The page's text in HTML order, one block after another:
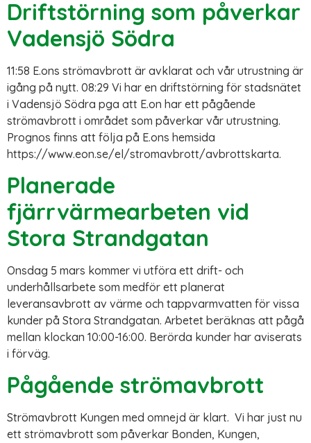
Driftstörning som påverkar
Vadensjö Södra
11:58 E.ons strömavbrott är avklarat och vår utrustning är
igång på nytt. 08:29 Vi har en driftstörning för stadsnätet
i Vadensjö Södra pga att E.on har ett pågående
strömavbrott i området som påverkar vår utrustning.
Prognos finns att följa på E.ons hemsida
https://www.eon.se/el/stromavbrott/avbrottskarta.
Planerade
fjärrvärmearbeten vid
Stora Strandgatan
Onsdag 5 mars kommer vi utföra ett drift- och
underhållsarbete som medför ett planerat
leveransavbrott av värme och tappvarmvatten för vissa
kunder på Stora Strandgatan. Arbetet beräknas att pågå
mellan klockan 10:00-16:00. Berörda kunder har aviserats
i förväg.
Pågående strömavbrott
Strömavbrott Kungen med omnejd är klart. Vi har just nu
ett strömavbrott som påverkar Bonden, Kungen,